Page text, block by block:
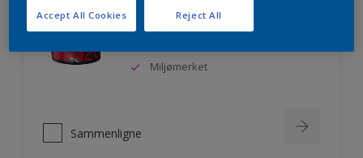
Veggmaling med god dekkevne
Utviklet av og for profesjonelle
Miljømerket
Sammenligne
Reject All
Accept All Cookies